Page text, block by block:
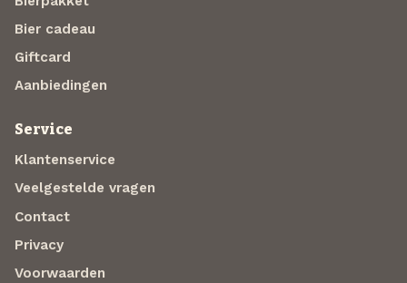
Bier cadeau
Giftcard
Aanbiedingen
Service
Klantenservice
Veelgestelde vragen
Contact
Privacy
Voorwaarden